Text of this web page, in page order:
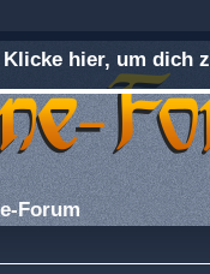
hier, um dich
Forum